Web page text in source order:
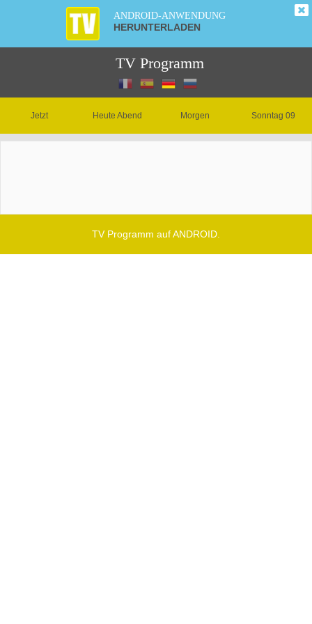
ANDROID-ANWENDUNG
HERUNTERLADEN
TV Programm
Jetzt Heute Abend Morgen Sonntag 09
TV Programm auf ANDROID.